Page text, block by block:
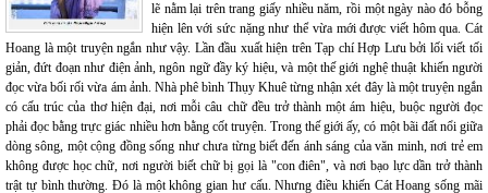
lẽ nằm lại trên trang giấy nhiều năm, rồi một ngày nào đó bỗng
hiện lên với sức nặng như thể vừa mới được viết hôm qua. Cát
Hoang là một truyện ngắn như vậy. Lần đầu xuất hiện trên Tạp chí Hợp Lưu bởi lối viết tối
giản, đứt đoạn như điện ảnh, ngôn ngữ đầy ký hiệu, và một thế giới nghệ thuật khiến người
đọc vừa bối rối vừa ám ảnh. Nhà phê bình Thụy Khuê từng nhận xét đây là một truyện ngắn
có cấu trúc của thơ hiện đại, nơi mỗi câu chữ đều trở thành một ám hiệu, buộc người đọc
phải đọc bằng trực giác nhiều hơn bằng cốt truyện. Trong thế giới ấy, có một bãi đất nổi giữa
dòng sông, một cộng đồng sống như chưa từng biết đến ánh sáng của văn minh, nơi trẻ em
không được học chữ, nơi người biết chữ bị gọi là "con điên", và nơi bạo lực dần trở thành
trật tự bình thường. Đó là một không gian hư cấu. Nhưng điều khiến Cát Hoang sống mãi